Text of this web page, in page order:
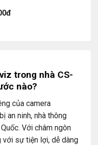
trong nhà CS-
nào?
của camera
an ninh, nhà thông
Với châm ngôn
với sự tiện lợi, dễ dàng